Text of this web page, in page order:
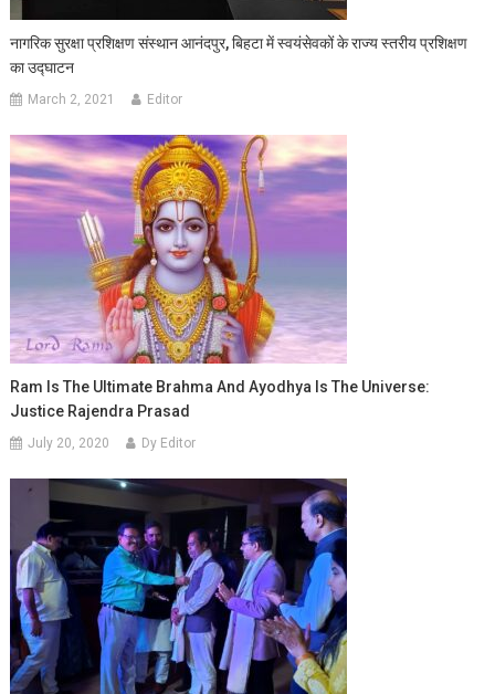
नागरिक सुरक्षा प्रशिक्षण संस्थान आनंदपुर, बिहटा में स्वयंसेवकों के राज्य स्तरीय प्रशिक्षण
का उद्घाटन
March 2, 2021 Editor
Ram Is The Ultimate Brahma And Ayodhya Is The Universe:
Justice Rajendra Prasad
July 20, 2020 Dy Editor